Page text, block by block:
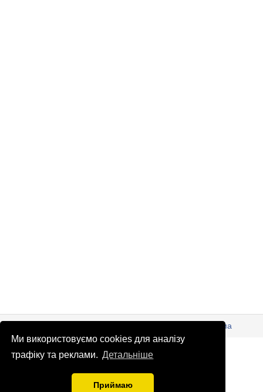
Ми використовуємо cookies для аналізу
трафіку та реклами. Детальніше
Приймаю
© Патріоти України 2026
Реклама
patrioty.org.ua